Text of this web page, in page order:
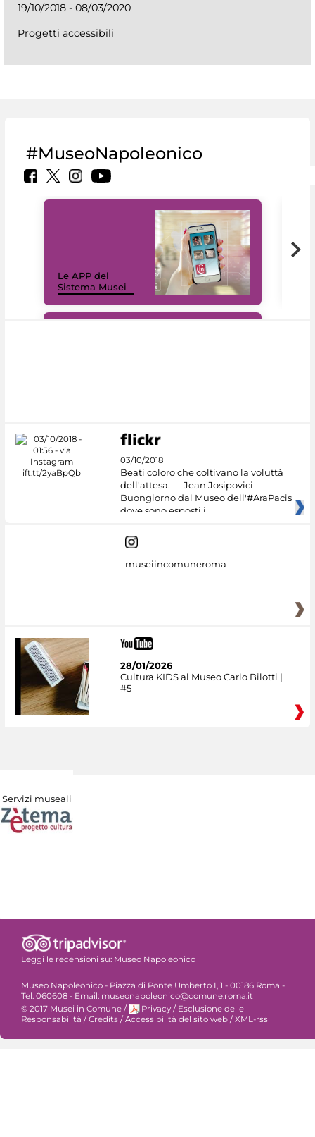
19/10/2018 - 08/03/2020
Progetti accessibili
#MuseoNapoleonico
Le APP del
Sistema Musei
03/10/2018
Beati coloro che coltivano la voluttà
dell'attesa. — Jean Josipovici
Buongiorno dal Museo dell'#AraPacis
dove sono esposti i
museiincomuneroma
28/01/2026
Cultura KIDS al Museo Carlo Bilotti |
#5
Servizi museali
Leggi le recensioni su: Museo Napoleonico
Museo Napoleonico - Piazza di Ponte Umberto I, 1 - 00186 Roma -
Tel. 060608 - Email: museonapoleonico@comune.roma.it
© 2017 Musei in Comune / Privacy / Esclusione delle
Responsabilità /Credits /Accessibilità del sito web /XML-rss